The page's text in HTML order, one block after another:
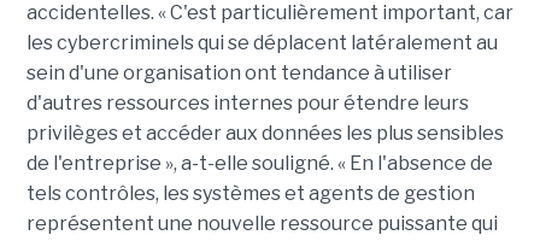
accidentelles. « C'est particulièrement important, car
les cybercriminels qui se déplacent latéralement au
sein d'une organisation ont tendance à utiliser
d'autres ressources internes pour étendre leurs
privilèges et accéder aux données les plus sensibles
de l'entreprise », a-t-elle souligné. « En l'absence de
tels contrôles, les systèmes et agents de gestion
représentent une nouvelle ressource puissante qui